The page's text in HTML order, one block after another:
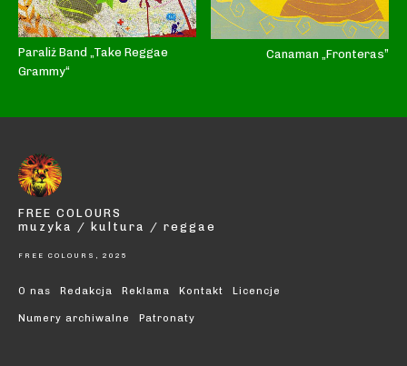
Paraliż Band „Take Reggae
Grammy“
Canaman „Fronteras”
O nas Redakcja Reklama Kontakt Licencje
Numery archiwalne Patronaty
FREE COLOURS
muzyka / kultura / reggae
FREE COLOURS, 2025